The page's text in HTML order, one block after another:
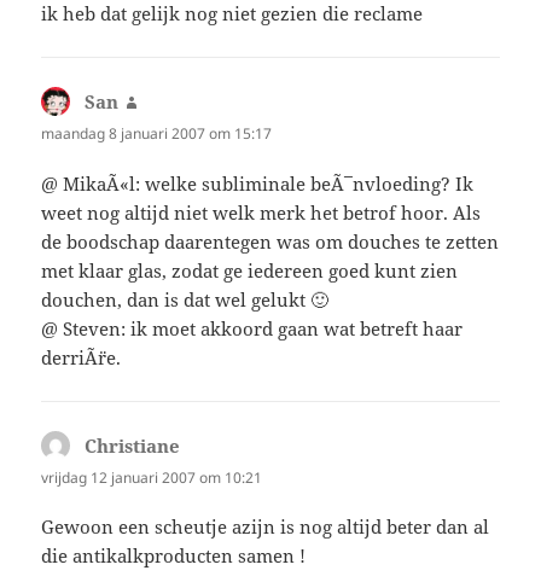
ik heb dat gelijk nog niet gezien die reclame
San
maandag 8 januari 2007 om 15:17
@ MikaÃ«l: welke subliminale beÃ¯nvloeding? Ik
weet nog altijd niet welk merk het betrof hoor. Als
de boodschap daarentegen was om douches te zetten
met klaar glas, zodat ge iedereen goed kunt zien
douchen, dan is dat wel gelukt 🙂
@ Steven: ik moet akkoord gaan wat betreft haar
derriÃ¨re.
Christiane
vrijdag 12 januari 2007 om 10:21
Gewoon een scheutje azijn is nog altijd beter dan al
die antikalkproducten samen !